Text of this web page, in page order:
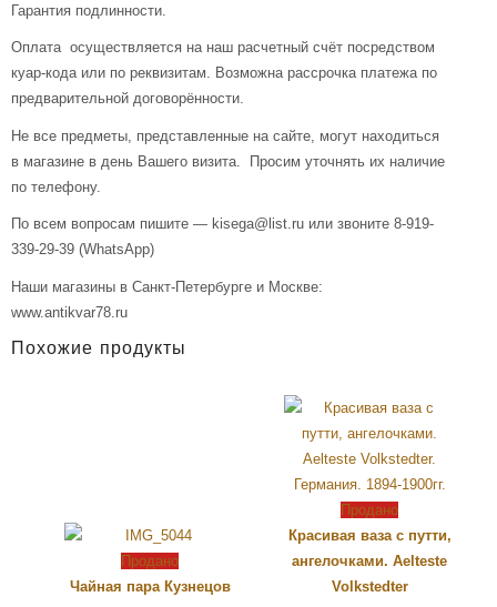
Гарантия подлинности.
Оплата осуществляется на наш расчетный счёт посредством
куар-кода или по реквизитам. Возможна рассрочка платежа по
предварительной договорённости.
Не все предметы, представленные на сайте, могут находиться
в магазине в день Вашего визита. Просим уточнять их наличие
по телефону.
По всем вопросам пишите — kisega@list.ru или звоните 8-919-
339-29-39 (WhatsApp)
Наши магазины в Санкт-Петербурге и Москве:
www.antikvar78.ru
Похожие продукты
Продано
Чайная пара Кузнецов
Продано
Красивая ваза с путти,
ангелочками. Aelteste
Volkstedter